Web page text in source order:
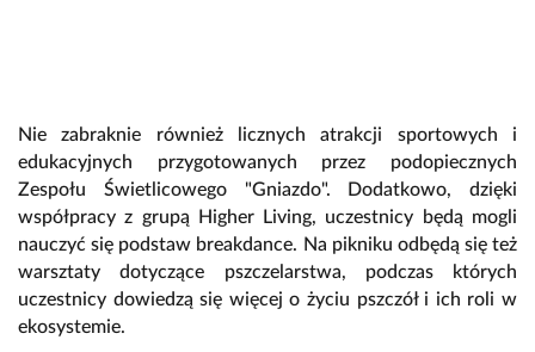
Nie zabraknie również licznych atrakcji sportowych i
edukacyjnych przygotowanych przez podopiecznych
Zespołu Świetlicowego "Gniazdo". Dodatkowo, dzięki
współpracy z grupą Higher Living, uczestnicy będą mogli
nauczyć się podstaw breakdance. Na pikniku odbędą się też
warsztaty dotyczące pszczelarstwa, podczas których
uczestnicy dowiedzą się więcej o życiu pszczół i ich roli w
ekosystemie.